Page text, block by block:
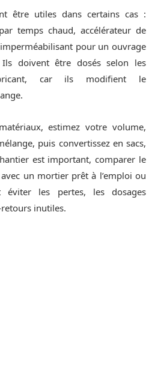
être utiles dans certains cas :
temps chaud, accélérateur de
pour un ouvrage
Ils doivent être dosés selon les
car ils modifient le
estimez votre volume,
puis convertissez en sacs,
est important, comparer le
un mortier prêt à l’emploi ou
les pertes, les dosages
inutiles.